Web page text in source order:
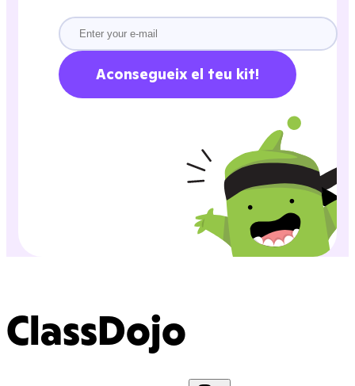
Aconsegueix el teu kit!
ClassDojo